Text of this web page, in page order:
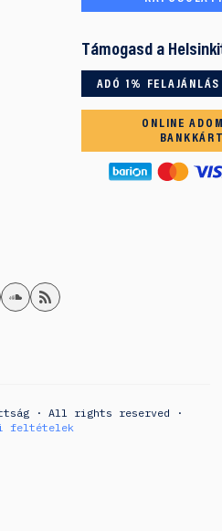
Támogasd a
ADÓ 1% FELAJÁNLÁS
ONLINE
· All rights reserved ·
feltételek